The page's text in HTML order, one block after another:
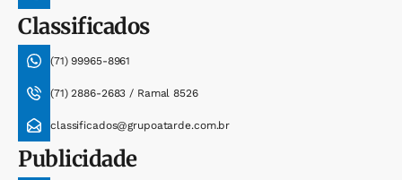
Classificados
(71) 99965-8961
(71) 2886-2683 / Ramal 8526
classificados@grupoatarde.com.br
Publicidade